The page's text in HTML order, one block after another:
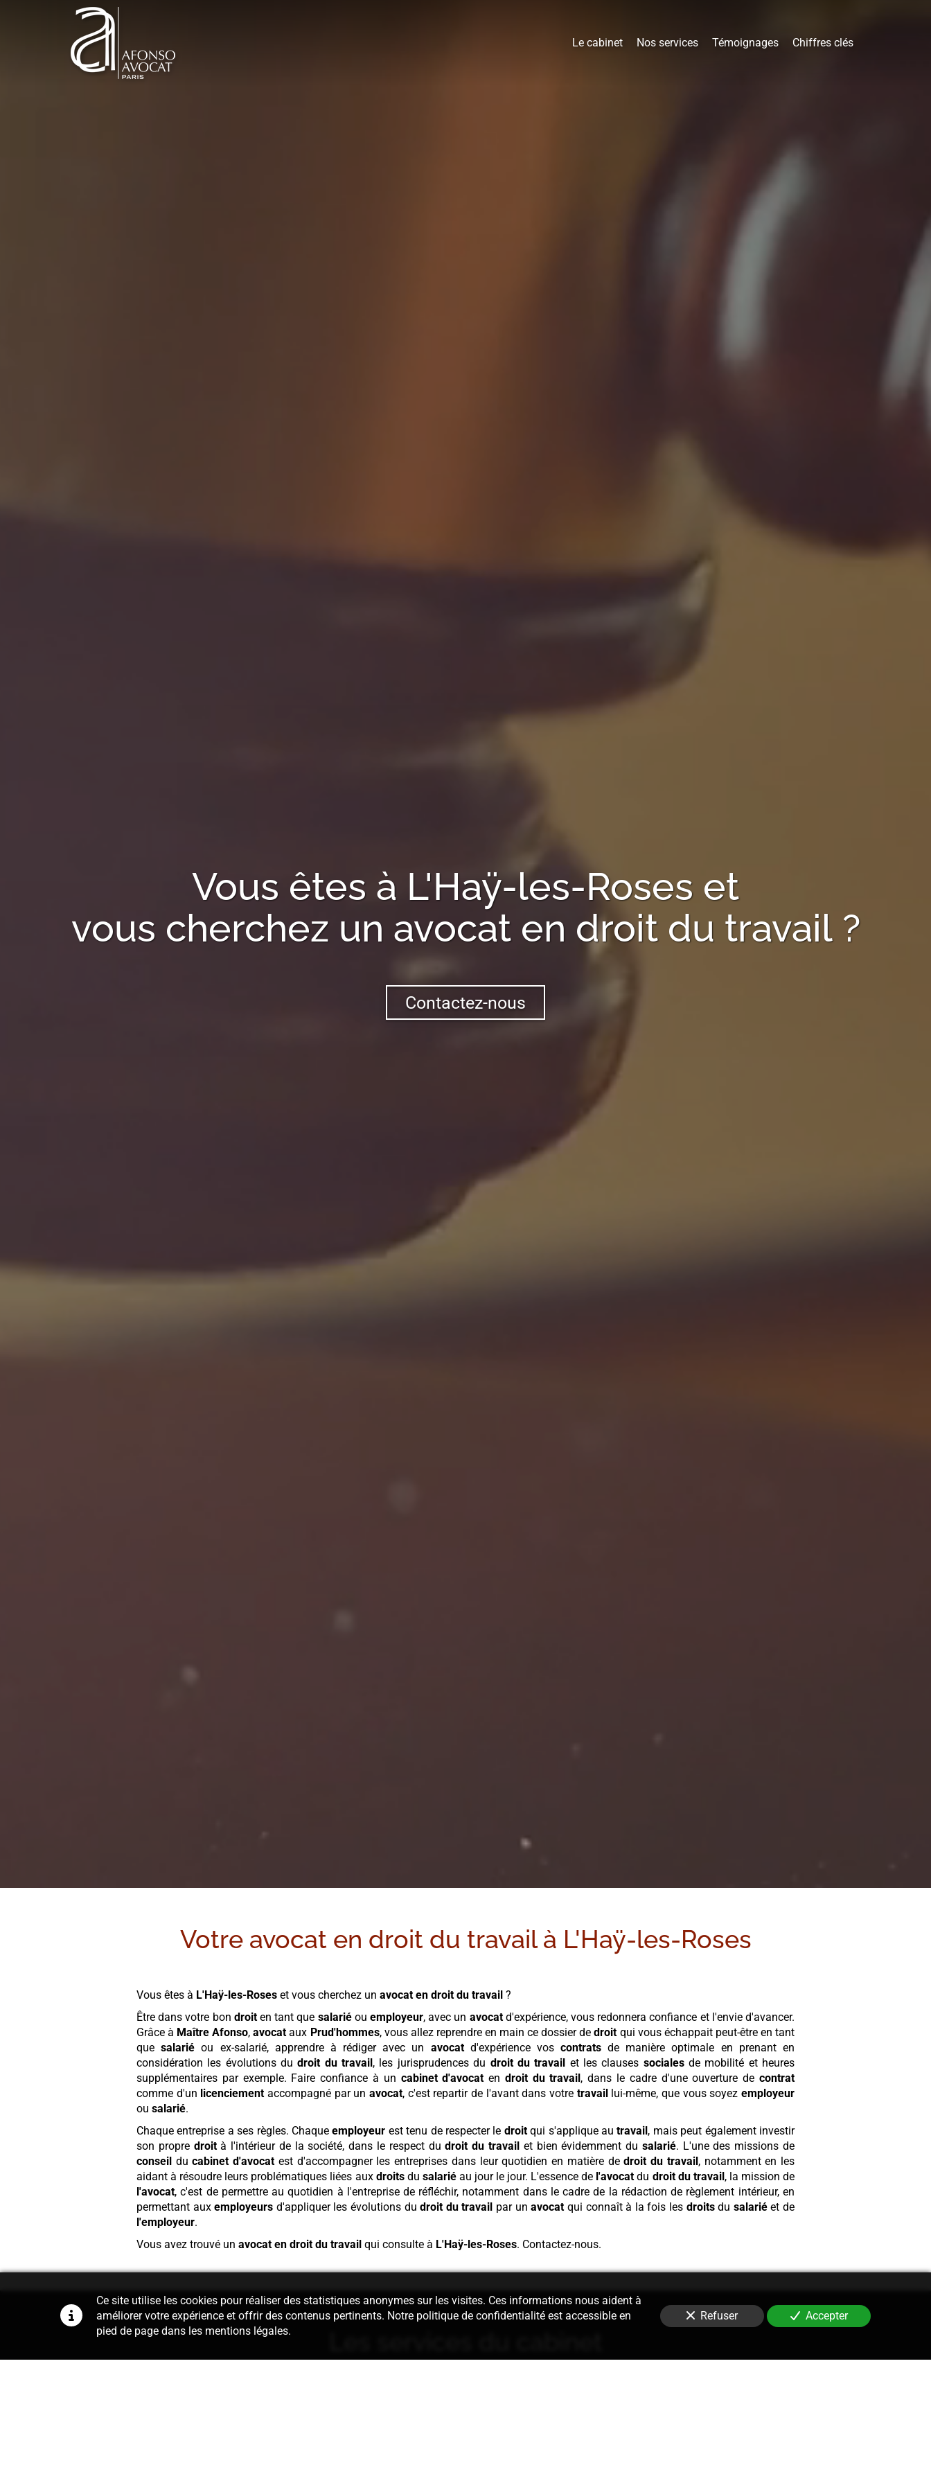
Le cabinet Nos services Témoignages Chiffres clés
Vous êtes à L'Haÿ-les-Roses et
vous cherchez un avocat en droit du travail ?
Contactez-nous
Votre avocat en droit du travail à L'Haÿ-les-Roses
Vous êtes à L'Haÿ-les-Roses et vous cherchez unavocat en droit du travail ?
Être dans votre bon droiten tant que salariéouemployeur, avec un avocat d'expérience, vous redonnera confiance et l'envie d'avancer.
Grâce à Maître Afonso,avocat aux Prud'hommes, vous allez reprendre en main ce dossier dedroit qui vous échappait peut-être en tant
quesalarié ou ex-salarié, apprendre à rédiger avec un avocatd'expérience vos contrats de manière optimale en prenant en
considération les évolutions dudroit du travail, les jurisprudences du droit du travail et les clauses socialesde mobilité et heures
supplémentaires par exemple. Faire confiance à un cabinet d'avocat en droit du travail, dans le cadre d'une ouverture de contrat
comme d'un licenciement accompagné par un avocat, c'est repartir de l'avant dans votre travaillui-même, que vous soyez employeur
ousalarié.
Chaque entreprise a ses règles. Chaqueemployeur est tenu de respecter le droitqui s'applique autravail, mais peut également investir
son propre droità l'intérieur de la société, dans le respect dudroit du travailet bien évidemment du salarié. L'une des missions de
conseil ducabinet d'avocat est d'accompagner les entreprises dans leur quotidien en matière dedroit du travail, notamment en les
aidant à résoudre leurs problématiques liées aux droitsdu salariéau jour le jour. L'essence de l'avocat du droit du travail, la mission de
l'avocat, c'est de permettre au quotidien à l'entreprise de réfléchir, notamment dans le cadre de la rédaction de règlement intérieur, en
permettant auxemployeurs d'appliquer les évolutions dudroit du travail par unavocat qui connaît à la fois les droitsdu salariéet de
l'employeur.
Vous avez trouvé unavocat en droit du travail qui consulte à L'Haÿ-les-Roses. Contactez-nous.
Ce site utilise les cookies pour réaliser des statistiques anonymes sur les visites. Ces informations nous aident à
améliorer votre expérience et offrir des contenus pertinents. Notre politique de confidentialité est accessible en
pied de page dans les mentions légales.
Refuser Accepter